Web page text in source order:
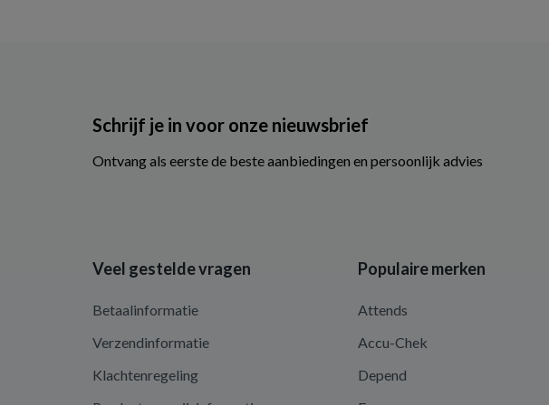
Schrijf je in voor onze nieuwsbrief
Ontvang als eerste de beste aanbiedingen en persoonlijk advies
Veel gestelde vragen
Betaalinformatie
Verzendinformatie
Klachtenregeling
Populaire merken
Attends
Accu-Chek
Depend